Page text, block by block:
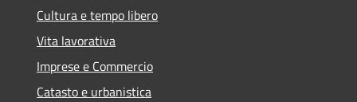
Cultura e tempo libero
Vita lavorativa
Imprese e Commercio
Catasto e urbanistica